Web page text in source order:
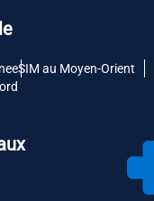
eSIM au Moyen-Orient